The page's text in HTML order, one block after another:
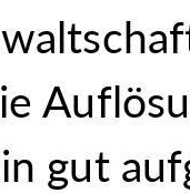
gut